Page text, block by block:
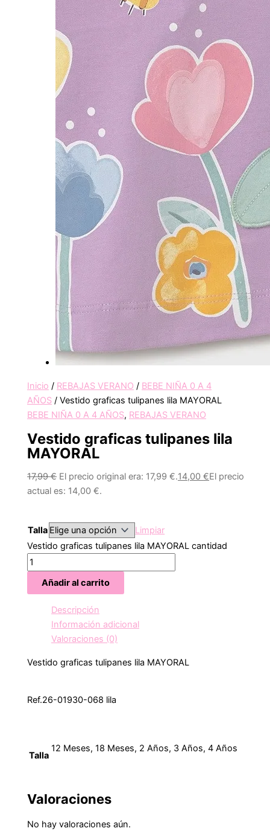
Inicio / REBAJAS VERANO / BEBE NIÑA 0 A 4
AÑOS / Vestido graficas tulipanes lila MAYORAL
BEBE NIÑA 0 A 4 AÑOS, REBAJAS VERANO
Vestido graficas tulipanes lila
MAYORAL
17,99€ El precio original era: 17,99 €.14,00€El precio
actual es: 14,00 €.
Talla
Limpiar
Vestido graficas tulipanes lila MAYORAL cantidad
Añadir al carrito
Descripción
Información adicional
Valoraciones (0)
Vestido graficas tulipanes lila MAYORAL
Ref.26-01930-068 lila
Talla
12 Meses, 18 Meses, 2 Años, 3 Años, 4 Años
Valoraciones
No hay valoraciones aún.